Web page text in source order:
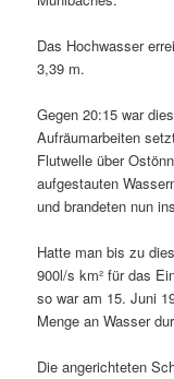
Das Hochwasser
3,39 m.
Gegen 20:15 war
Aufräumarbeiten
Flutwelle über
aufgestauten
und brandeten nun
Hatte man bis zu
900l/s km² für das
so war am 15. Juni
Menge an Wasser
Die angerichteten